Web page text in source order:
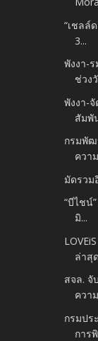
“เชลล์
3...
พังงา-
ช่วง
พังงา-
สัมพั
กรมพัฒ
ควา
มัดรวม
“บีไชน์
มิ...
ล่าสุ
สจล. จั
ควา
กรมป
การ